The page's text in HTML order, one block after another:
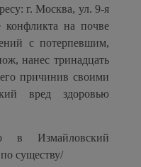
г. Москва, ул. 9-я
на почве
с потерпевшим,
нанес тринадцать
причинив своими
вред здоровью
в Измайловский
существу/